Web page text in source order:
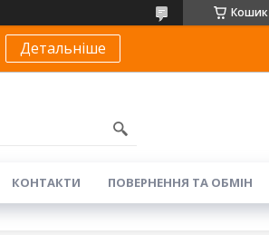
Кошик
Детальніше
КОНТАКТИ ПОВЕРНЕННЯ ТА ОБМІН